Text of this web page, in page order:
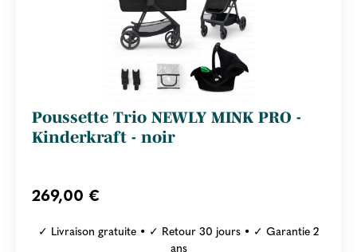
Poussette Trio NEWLY MINK PRO -
Kinderkraft - noir
269,00 €
✓ Livraison gratuite • ✓ Retour 30 jours • ✓ Garantie 2
ans